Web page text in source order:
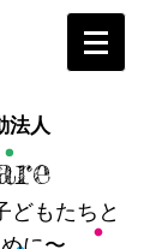
法人
どもたちと